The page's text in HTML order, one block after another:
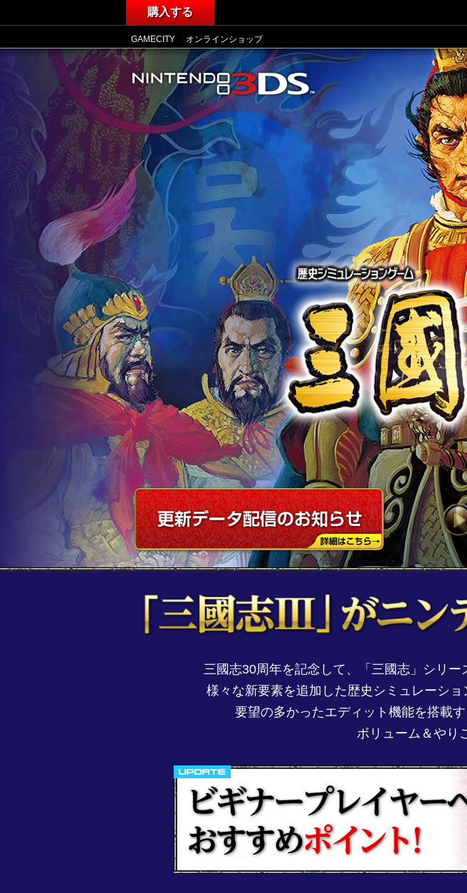
購入する
GAMECITY オンラインショップ
三國志30周年を記念して、「三國志」シリー
様々な新要素を追加した歴史シミュレーシ
要望の多かったエディット機能を搭載
ボリューム＆やり